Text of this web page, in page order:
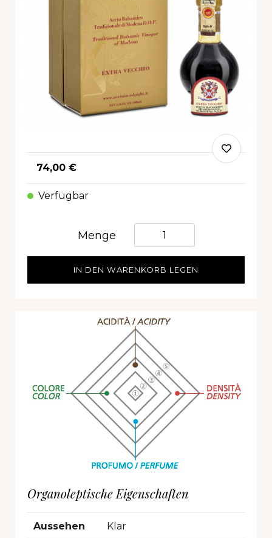
74,00 €
Verfügbar
Menge Quantità
IN DEN WARENKORB LEGEN
Organoleptische Eigenschaften
Aussehen Klar